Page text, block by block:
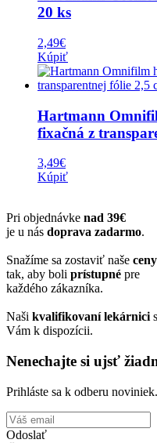
20 ks
2,49€
Kúpiť
Hartmann
fixačná z
3,49€
Kúpiť
Pri objednávke nad 39€
je u nás doprava zadarmo.
Snažíme sa zostaviť naše ceny
tak, aby boli prístupné pre
každého zákazníka.
Naši kvalifikovaní lekárnici
Vám k dispozícii.
Nenechajte si ujsť
Prihláste sa k odberu noviniek.
Odoslať